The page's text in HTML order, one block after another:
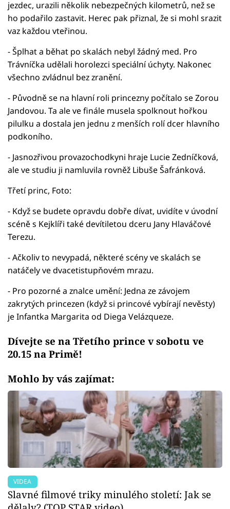
jezdec, urazili několik nebezpečných kilometrů, než se
ho podařilo zastavit. Herec pak přiznal, že si mohl srazit
vaz každou vteřinou.
- Šplhat a běhat po skalách nebyl žádný med. Pro
Trávníčka udělali horolezci speciální úchyty. Nakonec
všechno zvládnul bez zranění.
- Původně se na hlavní roli princezny počítalo se Zorou
Jandovou. Ta ale ve finále musela spolknout hořkou
pilulku a dostala jen jednu z menších rolí dcer hlavního
podkoního.
- Jasnozřivou provazochodkyni hraje Lucie Zedníčková,
ale ve studiu ji namluvila rovněž Libuše Šafránková.
Třetí princ, Foto:
- Když se budete opravdu dobře dívat, uvidíte v úvodní
scéně s Kejklíři také devítiletou dceru Jany Hlaváčové
Terezu.
- Ačkoliv to nevypadá, některé scény ve skalách se
natáčely ve dvacetistupňovém mrazu.
- Pro pozorné a znalce umění: Jedna ze závojem
zakrytých princezen (když si princové vybírají nevěsty)
je Infantka Margarita od Diega Velázqueze.
Dívejte se na Třetího prince v sobotu ve
20.15 na Primě!
Mohlo by vás zajímat:
VIDEA
Slavné filmové triky minulého století: Jak se